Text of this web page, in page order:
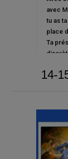
avec
tu as
place
Ta
attentif,
Toi qui
trouvé,
14-